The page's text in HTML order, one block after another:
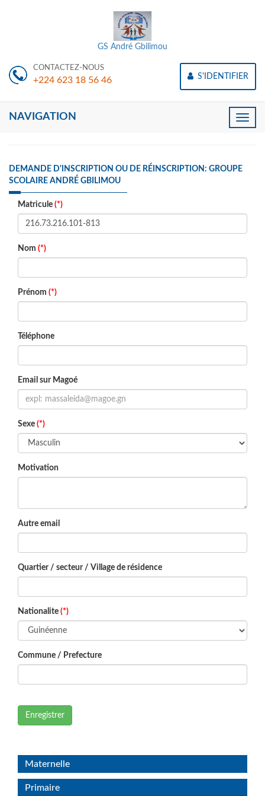
GS André Gbilimou
CONTACTEZ-NOUS
+224 623 18 56 46 S'IDENTIFIER
Toggle
NAVIGATION
DEMANDE D'INSCRIPTION OU DE RÉINSCRIPTION: GROUPE
SCOLAIRE ANDRÉ GBILIMOU
Matricule (*)
Nom (*)
Prénom (*)
Téléphone
Email sur Magoé
Sexe (*)
Motivation
Autre email
Quartier / secteur / Village de résidence
Nationalite (*)
Commune / Prefecture
Enregistrer
Maternelle
Primaire